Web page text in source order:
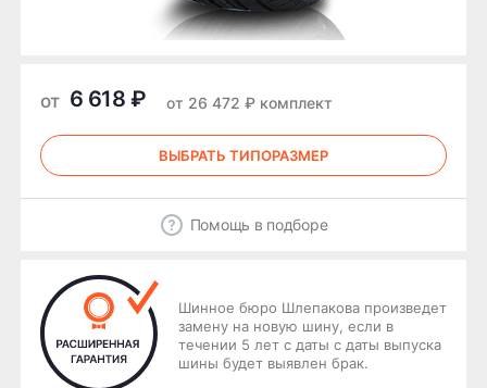
от 6 618 ₽ от 26 472 ₽ комплект
ВЫБРАТЬ ТИПОРАЗМЕР
Помощь в подборе
Шинное бюро Шлепакова произведет
замену на новую шину, если в
течении 5 лет с даты с даты выпуска
шины будет выявлен брак.